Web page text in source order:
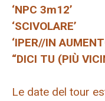
‘NPC 3m12’
‘SCIVOLARE’
‘IPER//IN
“DICI TU (PIÙ
Le date del tour